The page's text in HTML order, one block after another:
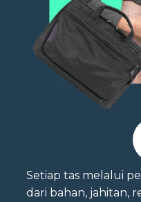
Setiap tas melalui
dari bahan, jahitan,